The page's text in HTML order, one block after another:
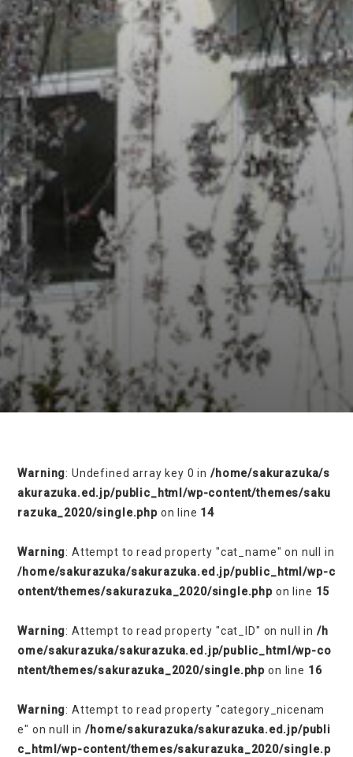
/home/sakurazuka/sakurazuka.ed.jp/public_html/wp-conten
t/themes/sakurazuka_2020/header.php
on line230
Warning: Undefined array key 0 in /home/sakurazuka/s
akurazuka.ed.jp/public_html/wp-content/themes/saku
razuka_2020/single.phpon line 14
Warning: Attempt to read property "cat_name" on null in
/home/sakurazuka/sakurazuka.ed.jp/public_html/wp-c
ontent/themes/sakurazuka_2020/single.php on line 15
Warning: Attempt to read property "cat_ID" on null in /h
ome/sakurazuka/sakurazuka.ed.jp/public_html/wp-co
ntent/themes/sakurazuka_2020/single.php on line 16
Warning: Attempt to read property "category_nicenam
e" on null in/home/sakurazuka/sakurazuka.ed.jp/publi
c_html/wp-content/themes/sakurazuka_2020/single.p